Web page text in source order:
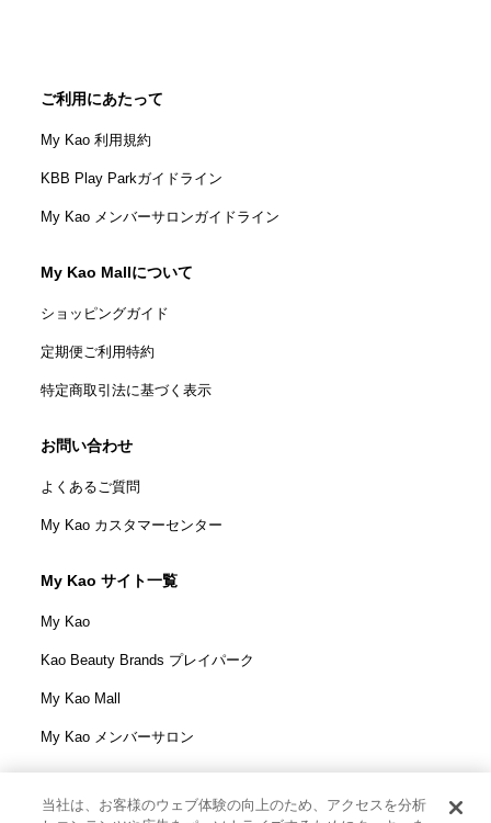
ご利用にあたって
My Kao 利用規約
KBB Play Parkガイドライン
My Kao メンバーサロンガイドライン
My Kao Mallについて
ショッピングガイド
定期便ご利用特約
特定商取引法に基づく表示
お問い合わせ
よくあるご質問
My Kao カスタマーセンター
My Kao サイト一覧
My Kao
Kao Beauty Brands プレイパーク
My Kao Mall
My Kao メンバーサロン
当社は、お客様のウェブ体験の向上のため、アクセスを分析